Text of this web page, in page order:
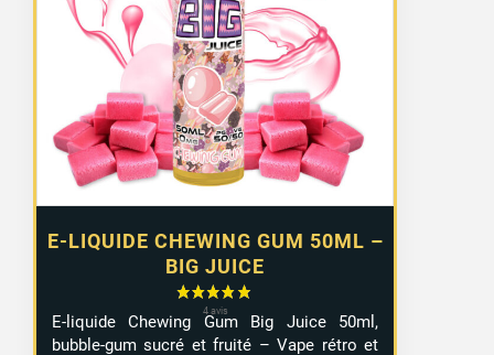
E-LIQUIDE CHEWING GUM 50ML –
BIG JUICE
initial
était :
12,90 €.
actuel
est :
7,99 €.
E-liquide Chewing Gum Big Juice 50ml,
bubble-gum sucré et fruité – Vape rétro et